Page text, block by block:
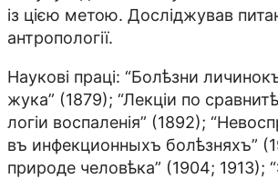
із цією метою. Досліджував
антропології.
Наукові праці: “Болѣзни
жука” (1879); “Лекціи по
логіи воспаленія” (1892);
въ инфекционныхъ болѣзняхъ”
природе человѣка” (1904; 1913);